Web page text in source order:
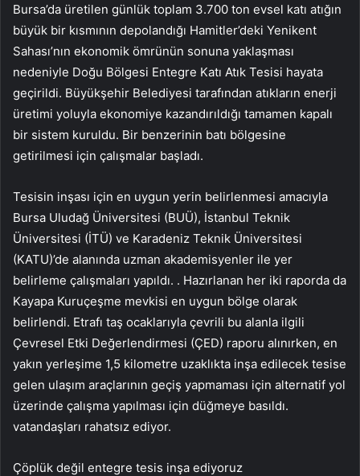
Bursa’da üretilen günlük toplam 3.700 ton evsel katı atığın
büyük bir kısmının depolandığı Hamitler’deki Yenikent
Sahası’nın ekonomik ömrünün sonuna yaklaşması
nedeniyle Doğu Bölgesi Entegre Katı Atık Tesisi hayata
geçirildi. Büyükşehir Belediyesi tarafından atıkların enerji
üretimi yoluyla ekonomiye kazandırıldığı tamamen kapalı
bir sistem kuruldu. Bir benzerinin batı bölgesine
getirilmesi için çalışmalar başladı.
Tesisin inşası için en uygun yerin belirlenmesi amacıyla
Bursa Uludağ Üniversitesi (BUÜ), İstanbul Teknik
Üniversitesi (İTÜ) ve Karadeniz Teknik Üniversitesi
(KATU)’de alanında uzman akademisyenler ile yer
belirleme çalışmaları yapıldı. . Hazırlanan her iki raporda da
Kayapa Kuruçeşme mevkisi en uygun bölge olarak
belirlendi. Etrafı taş ocaklarıyla çevrili bu alanla ilgili
Çevresel Etki Değerlendirmesi (ÇED) raporu alınırken, en
yakın yerleşime 1,5 kilometre uzaklıkta inşa edilecek tesise
gelen ulaşım araçlarının geçiş yapmaması için alternatif yol
üzerinde çalışma yapılması için düğmeye basıldı.
vatandaşları rahatsız ediyor.
Çöplük değil entegre tesis inşa ediyoruz